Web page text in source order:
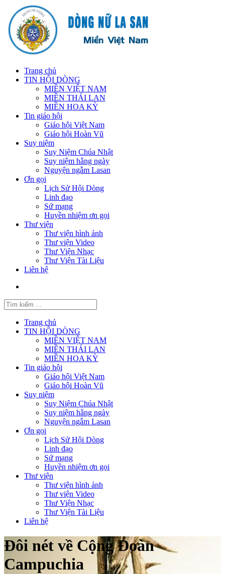
Trang chủ
TIN HỘI DÒNG
MIỀN VIỆT NAM
MIỀN THÁI LAN
MIỀN HOA KỲ
Tin giáo hội
Giáo hội Việt Nam
Giáo hội Hoàn Vũ
Suy niệm
Suy Niệm Chúa Nhật
Suy niệm hằng ngày
Nguyện ngẫm Lasan
Ơn gọi
Lịch Sử Hội Dòng
Linh đạo
Sứ mạng
Huyền nhiệm ơn gọi
Thư viện
Thư viện hình ảnh
Thư viện Video
Thư Viện Nhạc
Thư Viện Tài Liệu
Liên hệ
Trang chủ
TIN HỘI DÒNG
MIỀN VIỆT NAM
MIỀN THÁI LAN
MIỀN HOA KỲ
Tin giáo hội
Giáo hội Việt Nam
Giáo hội Hoàn Vũ
Suy niệm
Suy Niệm Chúa Nhật
Suy niệm hằng ngày
Nguyện ngẫm Lasan
Ơn gọi
Lịch Sử Hội Dòng
Linh đạo
Sứ mạng
Huyền nhiệm ơn gọi
Thư viện
Thư viện hình ảnh
Thư viện Video
Thư Viện Nhạc
Thư Viện Tài Liệu
Liên hệ
Đôi nét về Cộng Đoàn
Campuchia